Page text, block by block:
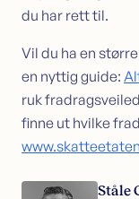
du har rett til.
Vil du ha en
en nyttig guide:
ruk
finne ut hvilke
Ståle